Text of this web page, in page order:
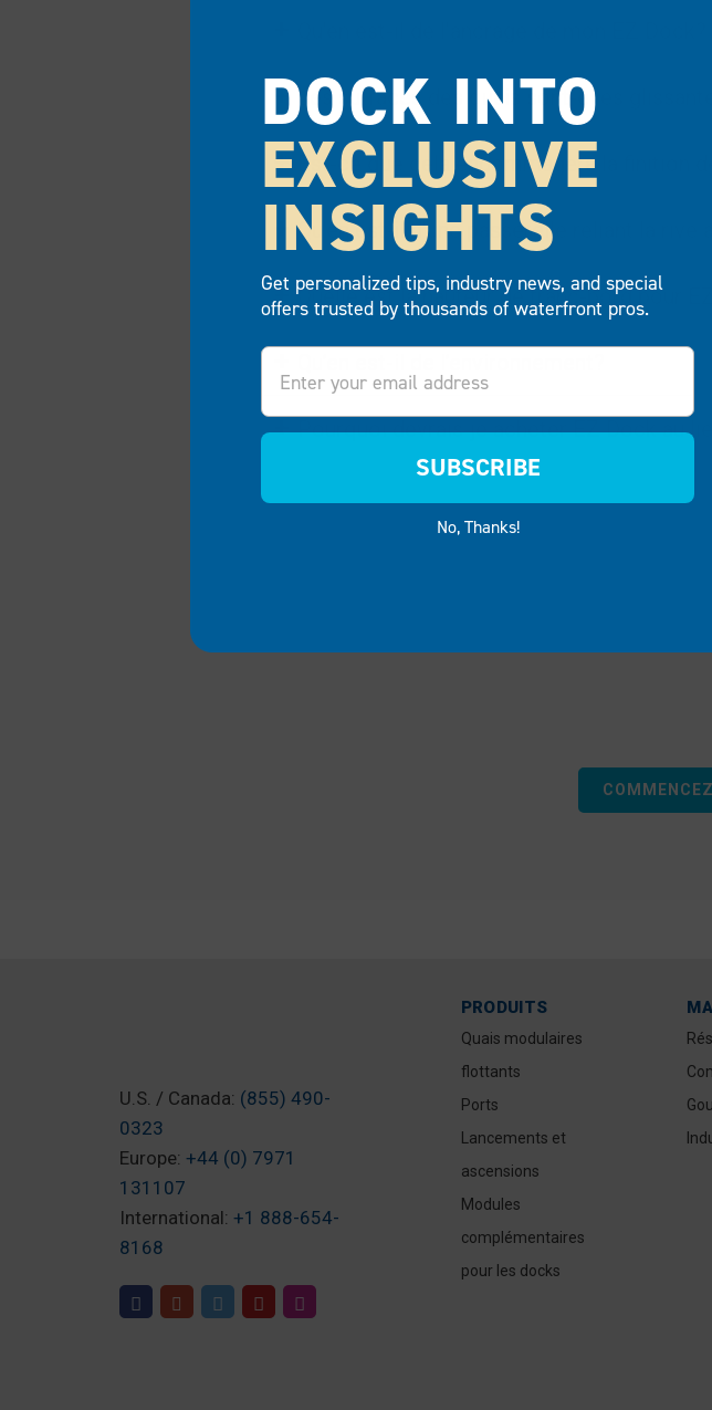
Les surfaces des quais sont-elles
Est-ce que cela endommagera la finition
Qu’en est-il d’une passerelle reliant la rive
Quelle est la hauteur de franc-bord pour
Pourquoi devrais-je acheter EZ Dock au
EXPLOREZ
Pendant l’ouragan « Georges » et la
Après de nombreuses recherches et de
U.S. / Canada: (855) 490-
0323
Europe: +44 (0) 7971
131107
International: +1 888-654-
8168
PRODUITS
Quais modulaires
flottants
Ports
Lancements et
ascensions
Modules
complémentaires
pour les docks
DOCK INTO
EXCLUSIVE
INSIGHTS
Get personalized tips, industry news, and special
offers trusted by thousands of waterfront pros.
Email
SUBSCRIBE
No, Thanks!